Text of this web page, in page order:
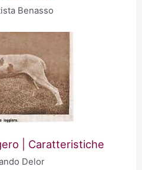
Benasso
| Caratteristiche
Delor